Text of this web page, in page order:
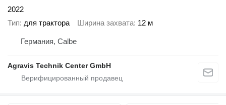
2022
Тип для трактора Ширина захвата 12 м
Германия, Calbe
Agravis Technik Center GmbH